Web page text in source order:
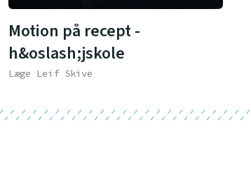
Motion på recept -
h&oslash;jskole
Læge Leif Skive